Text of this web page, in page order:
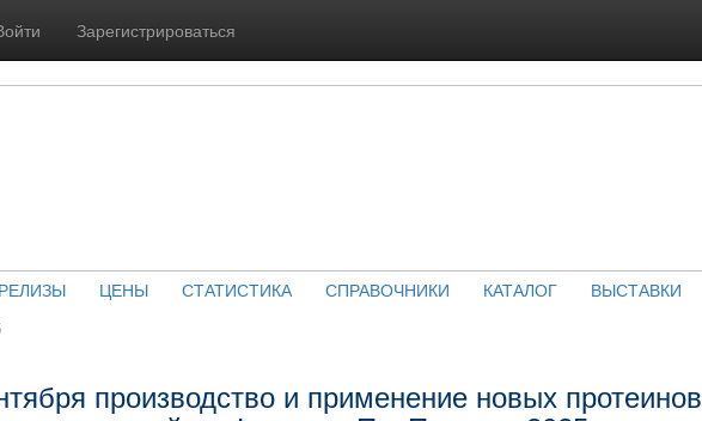
Зарегистрироваться
ЦЕНЫ СТАТИСТИКА СПРАВОЧНИКИ КАТАЛОГ ВЫСТАВКИ
производство и применение новых протеинов